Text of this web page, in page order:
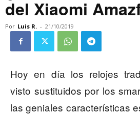
del Xiaomi
Por Luis R. - 21/10/2019
Hoy en día los relojes
visto sustituidos por los
las geniales características